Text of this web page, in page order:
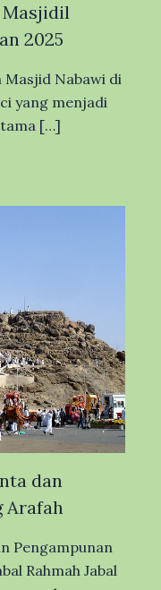
2025
Masjid Nabawi di
yang menjadi
[…]
dan
Arafah
Pengampunan
Rahmah Jabal